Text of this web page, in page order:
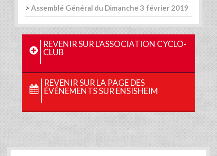
> Assemblé Général du Dimanche 3 février 2019
REVENIR SUR L'ASSOCIATION CYCLO-
CLUB
REVENIR SUR LA PAGE DES
ÉVÉNEMENTS SUR ENSISHEIM